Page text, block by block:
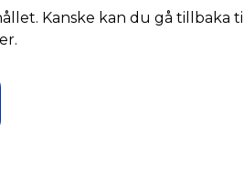
Kanske kan du gå tillbaka till